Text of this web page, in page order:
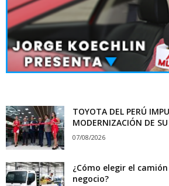
TOYOTA DEL PERÚ
MODERNIZACIÓN DE
07/08/2026
¿Cómo elegir el
negocio?